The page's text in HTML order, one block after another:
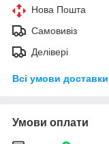
Нова Пошта
Самовивіз
Делівері
Всі умови доставки
Умови оплати